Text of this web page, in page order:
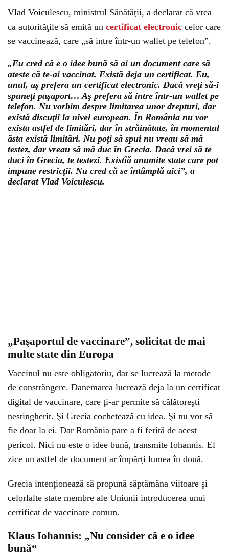
Vlad Voiculescu, ministrul Sănătăţii, a declarat că vrea
ca autorităţile să emită un certificat electronic celor care
se vaccinează, care „să intre într-un wallet pe telefon”.
„Eu cred că e o idee bună să ai un document care să
ateste că te-ai vaccinat. Există deja un certificat. Eu,
unul, aş prefera un certificat electronic. Dacă vreţi să-i
spuneţi paşaport… Aş prefera să intre într-un wallet pe
telefon. Nu vorbim despre limitarea unor drepturi, dar
există discuţii la nivel european. În România nu vor
exista astfel de limitări, dar în străinătate, în momentul
ăsta există limitări. Nu poţi să spui nu vreau să mă
testez, dar vreau să mă duc în Grecia. Dacă vrei să te
duci în Grecia, te testezi. Existîă anumite state care pot
impune restricţii. Nu cred că se întâmplă aici”, a
declarat Vlad Voiculescu.
„Paşaportul de vaccinare”, solicitat de mai
multe state din Europa
Vaccinul nu este obligatoriu, dar se lucrează la metode
de constrângere. Danemarca lucrează deja la un certificat
digital de vaccinare, care ţi-ar permite să călătoreşti
nestingherit. Şi Grecia cochetează cu idea. Şi nu vor să
fie doar la ei. Dar România pare a fi ferită de acest
pericol. Nici nu este o idee bună, transmite Iohannis. El
zice un astfel de document ar împărţi lumea în două.
Grecia intenţionează să propună săptămâna viitoare şi
celorlalte state membre ale Uniunii introducerea unui
certificat de vaccinare comun.
Klaus Iohannis: „Nu consider că e o idee
bună“